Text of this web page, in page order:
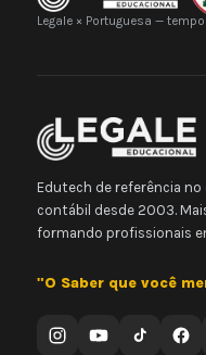
Legale × Portuguesa —
Edutech de referência
contábil desde 2003.
formando profissionais
"O Saber que você